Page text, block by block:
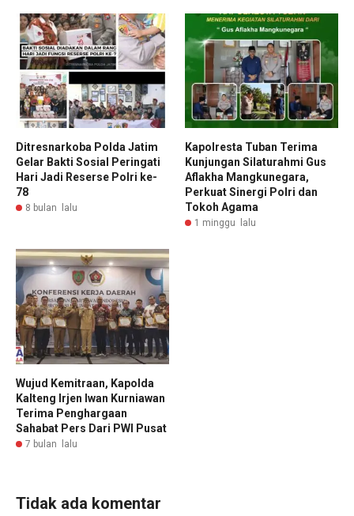
Ditresnarkoba Polda Jatim
Gelar Bakti Sosial Peringati
Hari Jadi Reserse Polri ke-
78
8 bulan lalu
Kapolresta Tuban Terima
Kunjungan Silaturahmi Gus
Aflakha Mangkunegara,
Perkuat Sinergi Polri dan
Tokoh Agama
1 minggu lalu
Wujud Kemitraan, Kapolda
Kalteng Irjen Iwan Kurniawan
Terima Penghargaan
Sahabat Pers Dari PWI Pusat
7 bulan lalu
Tidak ada komentar